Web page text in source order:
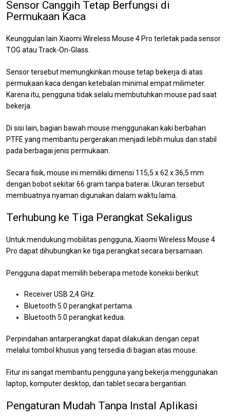
Sensor Canggih Tetap Berfungsi di
Permukaan Kaca
Keunggulan lain Xiaomi Wireless Mouse 4 Pro terletak pada sensor
TOG atau Track-On-Glass.
Sensor tersebut memungkinkan mouse tetap bekerja di atas
permukaan kaca dengan ketebalan minimal empat milimeter.
Karena itu, pengguna tidak selalu membutuhkan mouse pad saat
bekerja.
Di sisi lain, bagian bawah mouse menggunakan kaki berbahan
PTFE yang membantu pergerakan menjadi lebih mulus dan stabil
pada berbagai jenis permukaan.
Secara fisik, mouse ini memiliki dimensi 115,5 x 62 x 36,5 mm
dengan bobot sekitar 66 gram tanpa baterai. Ukuran tersebut
membuatnya nyaman digunakan dalam waktu lama.
Terhubung ke Tiga Perangkat Sekaligus
Untuk mendukung mobilitas pengguna, Xiaomi Wireless Mouse 4
Pro dapat dihubungkan ke tiga perangkat secara bersamaan.
Pengguna dapat memilih beberapa metode koneksi berikut:
Receiver USB 2,4 GHz.
Bluetooth 5.0 perangkat pertama.
Bluetooth 5.0 perangkat kedua.
Perpindahan antarperangkat dapat dilakukan dengan cepat
melalui tombol khusus yang tersedia di bagian atas mouse.
Fitur ini sangat membantu pengguna yang bekerja menggunakan
laptop, komputer desktop, dan tablet secara bergantian.
Pengaturan Mudah Tanpa Instal Aplikasi